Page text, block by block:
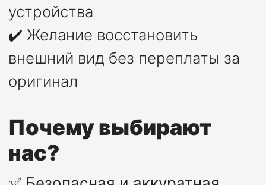
устройства
✔️ Желание восстановить
внешний вид без переплаты за
оригинал
Почему выбирают
нас?